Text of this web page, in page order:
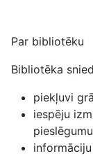
Par bibliotēku
Bibliotēka
piekļuvi
iespēju